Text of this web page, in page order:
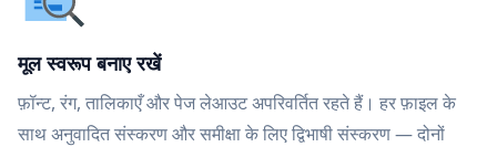
मूल स्वरूप बनाए रखें
फ़ॉन्ट, रंग, तालिकाएँ और पेज लेआउट अपरिवर्तित रहते हैं। हर फ़ाइल के
साथ अनुवादित संस्करण और समीक्षा के लिए द्विभाषी संस्करण — दोनों